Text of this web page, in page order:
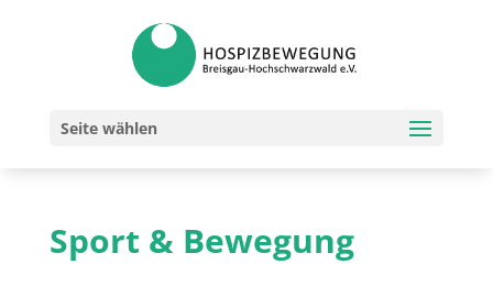
Seite wählen
Sport & Bewegung